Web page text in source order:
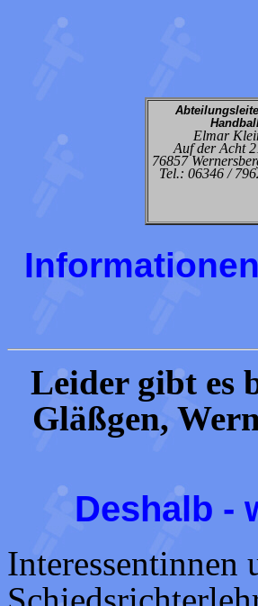
Elmar
Auf der Acht
76857
Tel.: 06346 /
Leider gibt es
Gläßgen,
Deshalb -
Interessentinnen